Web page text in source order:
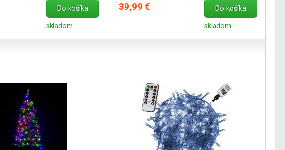
Do košíka
skladom
39,99 € Do košíka
skladom